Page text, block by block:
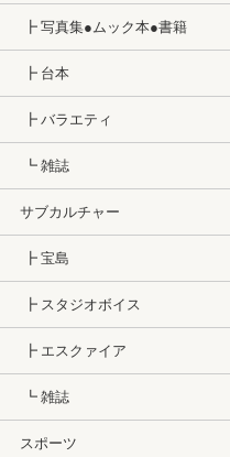
┣ 写真集●ムック本●書籍
┣ 台本
┣ バラエティ
┗ 雑誌
サブカルチャー
┣ 宝島
┣ スタジオボイス
┣ エスクァイア
┗ 雑誌
スポーツ